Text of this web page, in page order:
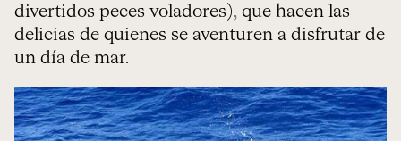
divertidos peces voladores), que hacen las
delicias de quienes se aventuren a disfrutar de
un día de mar.